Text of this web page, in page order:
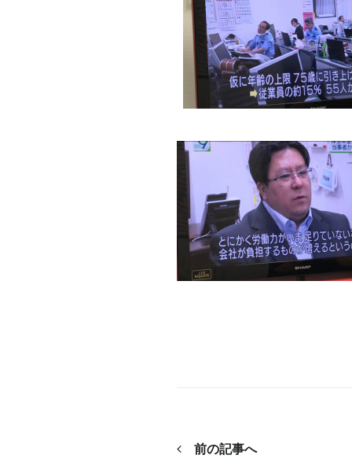
前の記事へ